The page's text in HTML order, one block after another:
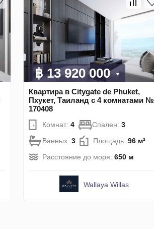
฿ 13 920 000
Квартира в Citygate de Phuket,
Пхукет, Таиланд с 4 комнатами №
170408
Комнат: 4 Спален: 3
Ванных: 3 Площадь: 96 м²
Расстояние до моря: 650 м
Wallaya Willas